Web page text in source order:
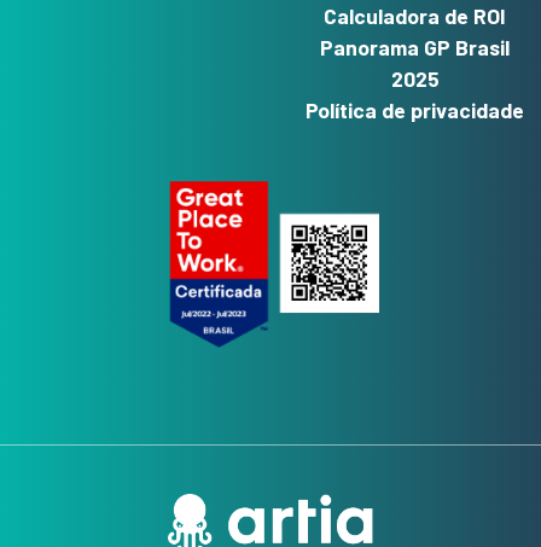
Calculadora de ROI
Panorama GP Brasil
2025
Política de privacidade